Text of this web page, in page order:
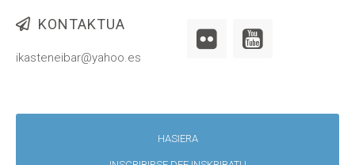
KONTAKTUA
ikasteneibar@yahoo.es
HASIERA